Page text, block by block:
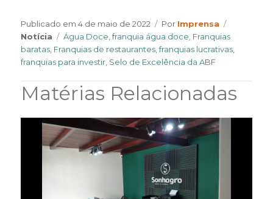
Publicado em4 de maio de 2022 Por Author
Imprensa
Notícia
Tags
Água Doce ,franquia água doce Franquias
baratas Franquias de restaurantes ,franquias lucrativas
franquias para investir Selo de Excelência da ABF
Matérias Relacionadas